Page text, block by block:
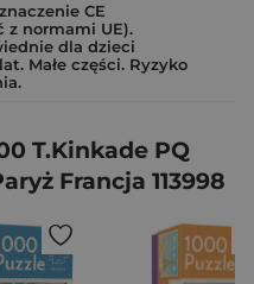
CE
z normami UE).
dla dzieci
Małe części. Ryzyko
T.Kinkade PQ
Francja 113998